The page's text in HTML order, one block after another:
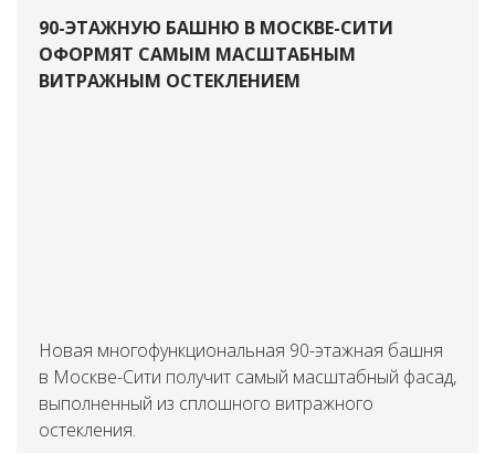
90-ЭТАЖНУЮ БАШНЮ В МОСКВЕ-СИТИ
ОФОРМЯТ САМЫМ МАСШТАБНЫМ
ВИТРАЖНЫМ ОСТЕКЛЕНИЕМ
Новая многофункциональная 90-этажная башня
в Москве-Сити получит самый масштабный фасад,
выполненный из сплошного витражного
остекления.